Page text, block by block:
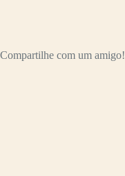
Compartilhe com um amigo!